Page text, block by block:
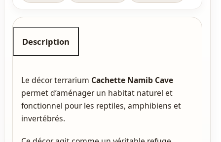
Description
Le décor terrarium Cachette Namib Cave
permet d’aménager un habitat naturel et
fonctionnel pour les reptiles, amphibiens et
invertébrés.